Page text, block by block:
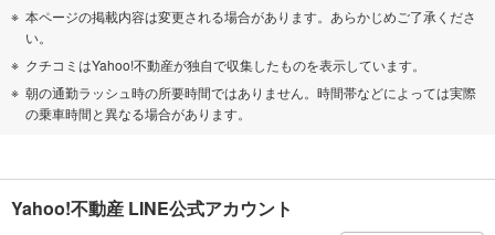
本ページの掲載内容は変更される場合があります。あらかじめご了承くださ
い。
クチコミはYahoo!不動産が独自で収集したものを表示しています。
朝の通勤ラッシュ時の所要時間ではありません。時間帯などによっては実際
の乗車時間と異なる場合があります。
Yahoo!不動産 LINE公式アカウント